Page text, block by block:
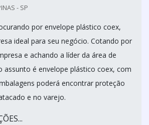
- SP
por envelope plástico coex,
ideal para seu negócio. Cotando por
e achando a líder da área de
assunto é envelope plástico coex, com
poderá encontrar proteção
e no varejo.